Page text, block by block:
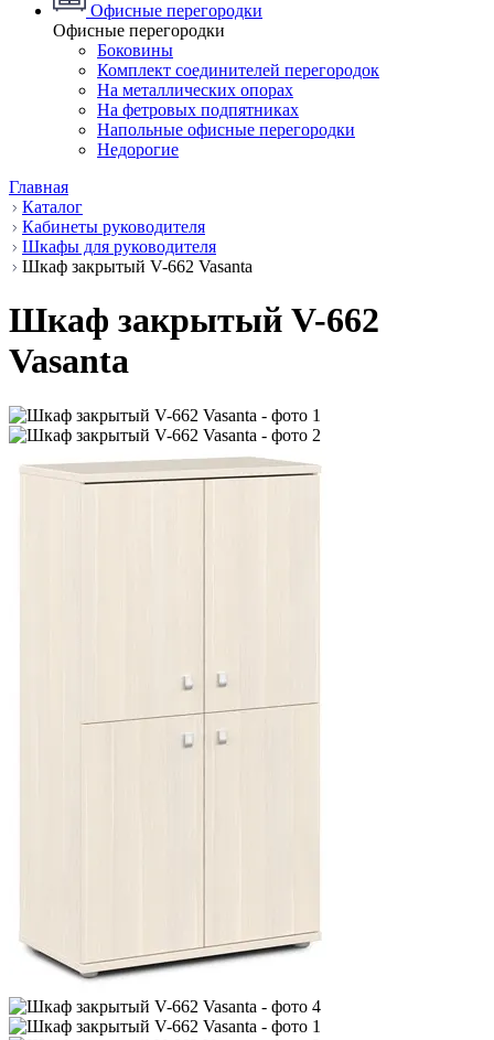
Офисные перегородки
Офисные перегородки
Боковины
Комплект соединителей перегородок
На металлических опорах
На фетровых подпятниках
Напольные офисные перегородки
Недорогие
Главная
Каталог
Кабинеты руководителя
Шкафы для руководителя
Шкаф закрытый V-662 Vasanta
Шкаф закрытый V-662
Vasanta